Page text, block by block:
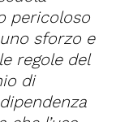
pericoloso
sforzo e
regole del
di